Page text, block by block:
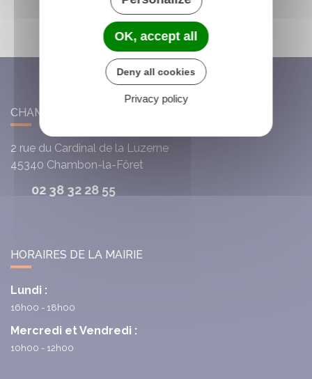
CHAMBON-LA-FÔRET
2 rue du Cardinal de la Luzerne
45340 Chambon-la-Fôret
02 38 32 28 55
HORAIRES DE LA MAIRIE
Lundi :
16h00 - 18h00
Mercredi et Vendredi :
10h00 - 12h00
OK, accept all
Deny all cookies
Privacy policy